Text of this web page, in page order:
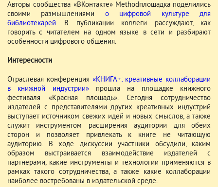
Авторы сообщества «ВКонтакте» Methodплощадка поделились
своими размышлениями о цифровой культуре для
библиотекарей. В публикации коллеги рассуждают, как
говорить с читателем на одном языке в сети и разбирают
особенности цифрового общения.
Интересности
Отраслевая конференция «КНИГА+: креативные коллаборации
в книжной индустрии»прошла на площадке книжного
фестиваля «Красная площадь». Сегодня сотрудничество
издателей с представителями других креативных индустрий
выступает источником свежих идей и новых смыслов, а также
служит инструментом расширения аудитории для обеих
сторон и позволяет привлекать к книге не читающую
аудиторию. В ходе дискуссии участники обсудили, каким
образом выстраивается взаимодействие издателей с
партнёрами, какие инструменты и технологии применяются в
рамках такого сотрудничества, а также какие коллаборации
наиболее востребованы в издательской среде.